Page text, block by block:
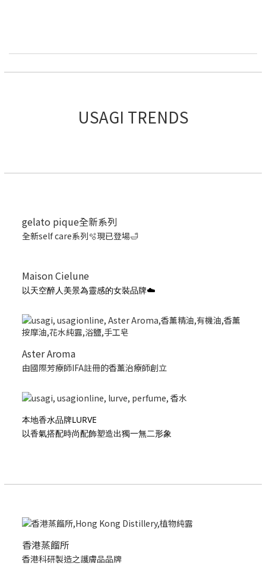
USAGI TRENDS
gelato pique全新系列
全新self care系列🫧現已登場🛁
Maison Cielune
以天空醉人美景為靈感的女裝品牌☁️
Aster Aroma
由國際芳療師IFA註冊的香薰治療師創立
本地香水品牌LURVE
以香氣搭配時尚配飾塑造出獨一無二形象
香港蒸餾所
香港科研製造之護膚品品牌